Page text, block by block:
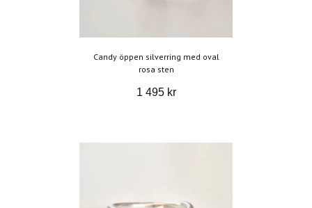
Candy öppen silverring med oval
rosa sten
1 495 kr